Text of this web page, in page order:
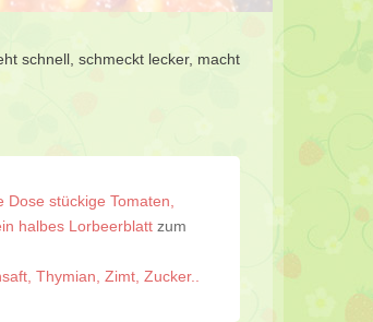
schnell, schmeckt lecker, macht
Dose stückige Tomaten,
halbes Lorbeerblatt zum
Thymian, Zimt, Zucker..